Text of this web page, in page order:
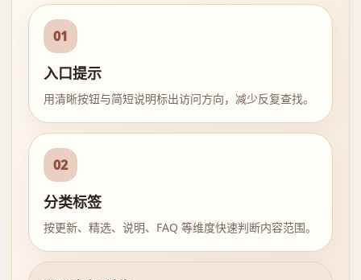
01
入口提示
用清晰按钮与简短说明标出访问方向，减少反复查找。
02
分类标签
按更新、精选、说明、FAQ 等维度快速判断内容范围。